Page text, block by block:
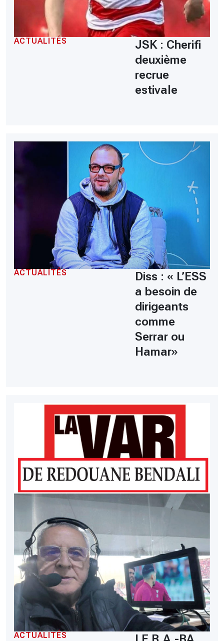
ACTUALITÉS
JSK : Cherifi
deuxième
recrue
estivale
ACTUALITÉS
Diss : « L’ESS
a besoin de
dirigeants
comme
Serrar ou
Hamar»
ACTUALITÉS